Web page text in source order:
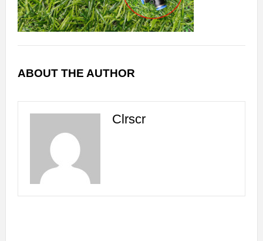
ABOUT THE AUTHOR
Clrscr